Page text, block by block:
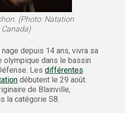
(Photo: Natation
Canada)
nage depuis 14 ans, vivra sa
olympique dans le bassin
Les différentes
débutent le 29 août.
de Blainville,
la catégorie S8.